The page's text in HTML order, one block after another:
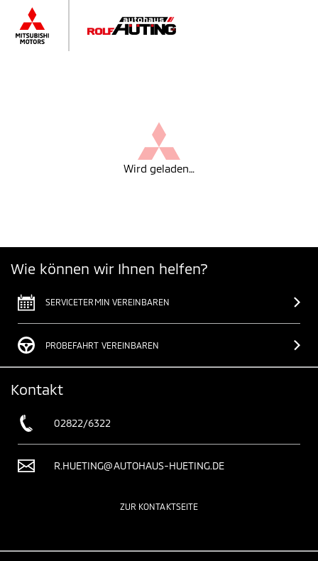
Wird geladen…
Wie können wir Ihnen helfen?
SERVICETERMIN VEREINBAREN
PROBEFAHRT VEREINBAREN
Kontakt
02822/6322
R.HUETING@AUTOHAUS-HUETING.DE
ZUR KONTAKTSEITE